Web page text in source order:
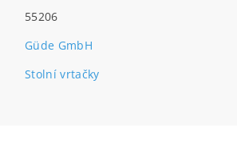
55206
Güde GmbH
Stolní vrtačky